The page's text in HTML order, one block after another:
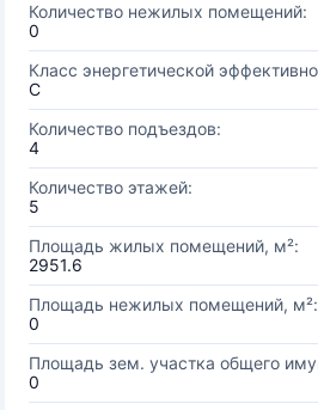
Количество нежилых помещений:
0
Класс энергетической
C
Количество подъездов:
4
Количество этажей:
5
Площадь жилых помещений, м²:
2951.6
Площадь нежилых помещений, м²:
0
Площадь зем. участка общего
0